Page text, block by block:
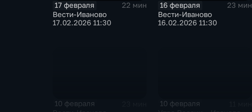
17 февраля
22 мин
Вести-Иваново
17.02.2026 11:30
16 февраля
23 мин
Вести-Иваново
16.02.2026 11:30
10 февраля 10 февраля